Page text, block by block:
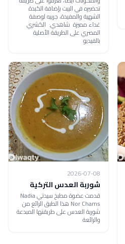
تحضيره في البيت بإضافة الكبدة
الشهية والمفيدة، جربيه لوصفة
غداء مميزة شاهدي: الكشري
المصري على الطريقة الأصلية
بالفيديو
2026-07-08
شوربة العدس التركية
قدمت عضوة مطبخ سيدتي Nadia
Nor Chams هذا الطبق الرائع من
شوربة العدس على طريقتها المبدعة
والرائعة